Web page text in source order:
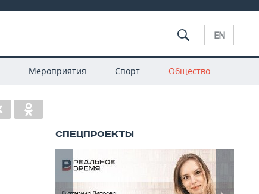
EN
Мероприятия Спорт Общество